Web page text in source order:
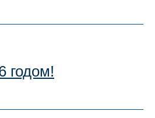
годом!